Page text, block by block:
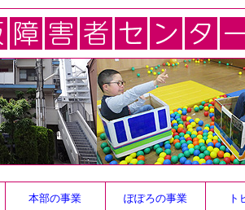
本部の事業 ぽぽろの事業 ト